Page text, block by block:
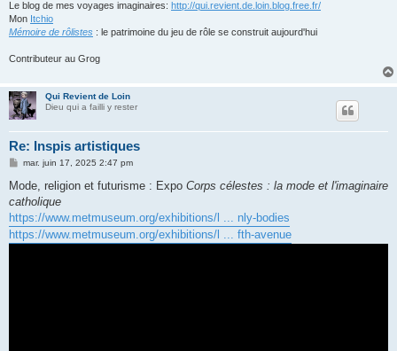
Le blog de mes voyages imaginaires: http://qui.revient.de.loin.blog.free.fr/
Mon Itchio
Mémoire de rôlistes : le patrimoine du jeu de rôle se construit aujourd'hui
Contributeur au Grog
Qui Revient de Loin
Dieu qui a failli y rester
Re: Inspis artistiques
M
s
a
g
e
mar. juin 17, 2025 2:47 pm
Mode, religion et futurisme : Expo Corps célestes : la mode et l'imaginaire
catholique
https://www.metmuseum.org/exhibitions/l ... nly-bodies
https://www.metmuseum.org/exhibitions/l ... fth-avenue